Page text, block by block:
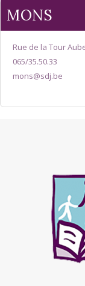
MONS
Rue de la Tour
065/35.50.33
mons@sdj.be